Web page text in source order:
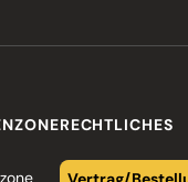
RECHTLICHES
Vertrag/